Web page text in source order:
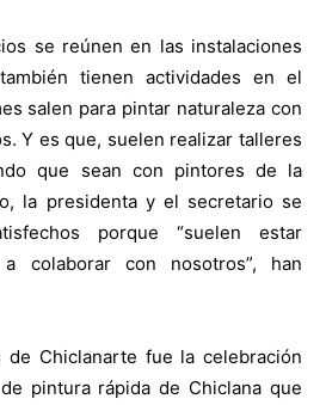
se reúnen en las instalaciones
tienen actividades en el
salen para pintar naturaleza con
Y es que, suelen realizar talleres
que sean con pintores de la
la presidenta y el secretario se
porque “suelen estar
colaborar con nosotros”, han
de Chiclanarte fue la celebración
pintura rápida de Chiclana que